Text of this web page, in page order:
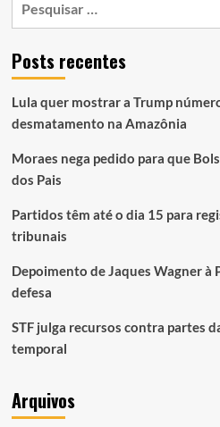
Posts recentes
Lula quer mostrar a Trump
desmatamento na Amazônia
Moraes nega pedido para que
dos Pais
Partidos têm até o dia 15 para
tribunais
Depoimento de Jaques Wagner à
defesa
STF julga recursos contra partes
temporal
Arquivos